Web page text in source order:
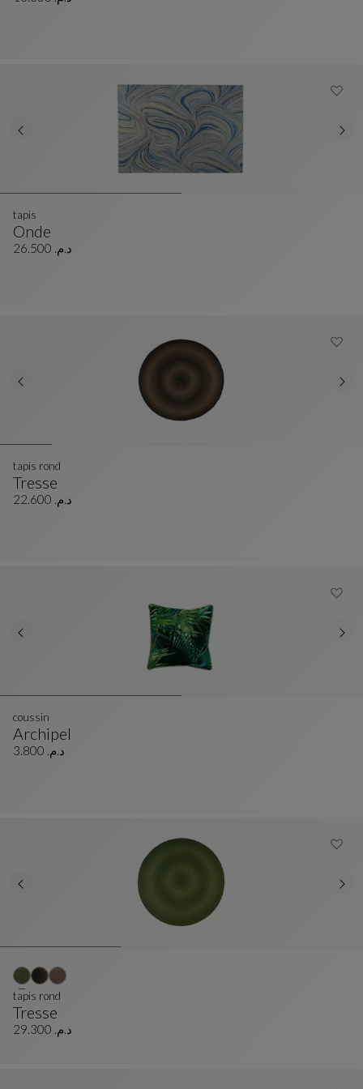
Onde
Tapis
Voir La Description Complète
tapis
د.م. 26.500
Tresse
Tapis Rond
Voir La Description Complète
tapis rond
د.م. 22.600
Archipel
Coussin
Voir La Description Complète
coussin
د.م. 3.800
Tresse
Tapis Rond
Voir La Description Complète
tapis rond
د.م. 29.300